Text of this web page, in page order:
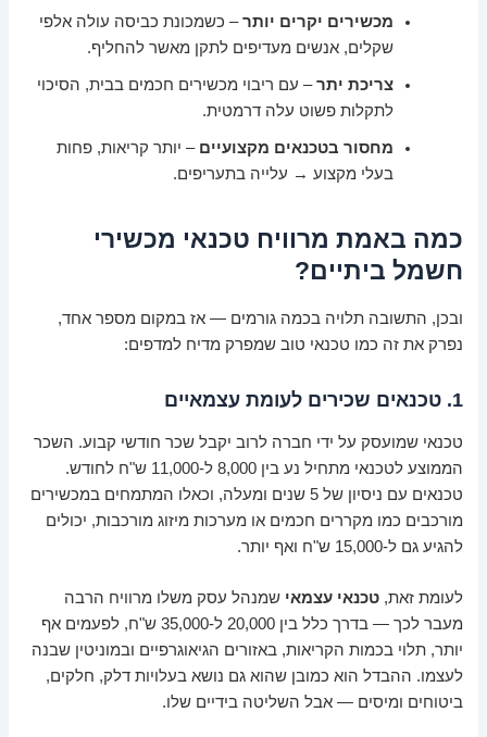
מכשירים יקרים יותר– כשמכונת כביסה עולה אלפי
שקלים, אנשים מעדיפים לתקן מאשר להחליף.
צריכת יתר– עם ריבוי מכשירים חכמים בבית, הסיכוי
לתקלות פשוט עלה דרמטית.
מחסור בטכנאים מקצועיים – יותר קריאות, פחות
בעלי מקצוע → עלייה בתעריפים.
כמה באמת מרוויח טכנאי מכשירי
חשמל ביתיים?
ובכן, התשובה תלויה בכמה גורמים — אז במקום מספר אחד,
נפרק את זה כמו טכנאי טוב שמפרק מדיח למדפים:
1. טכנאים שכירים לעומת עצמאיים
טכנאי שמועסק על ידי חברה לרוב יקבל שכר חודשי קבוע. השכר
הממוצע לטכנאי מתחיל נע בין 8,000 ל-11,000 ש"ח לחודש.
טכנאים עם ניסיון של 5 שנים ומעלה, וכאלו המתמחים במכשירים
מורכבים כמו מקררים חכמים או מערכות מיזוג מורכבות, יכולים
להגיע גם ל-15,000 ש"ח ואף יותר.
לעומת זאת,טכנאי עצמאי שמנהל עסק משלו מרוויח הרבה
מעבר לכך — בדרך כלל בין 20,000 ל-35,000 ש"ח, לפעמים אף
יותר, תלוי בכמות הקריאות, באזורים הגיאוגרפיים ובמוניטין שבנה
לעצמו. ההבדל הוא כמובן שהוא גם נושא בעלויות דלק, חלקים,
ביטוחים ומיסים — אבל השליטה בידיים שלו.